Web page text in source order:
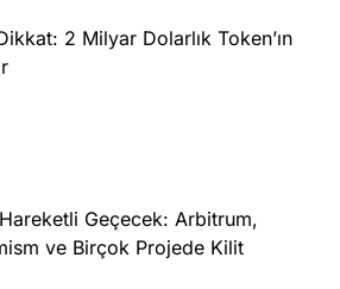
2 Milyar Dolarlık Token’ın
Geçecek: Arbitrum,
ve Birçok Projede Kilit